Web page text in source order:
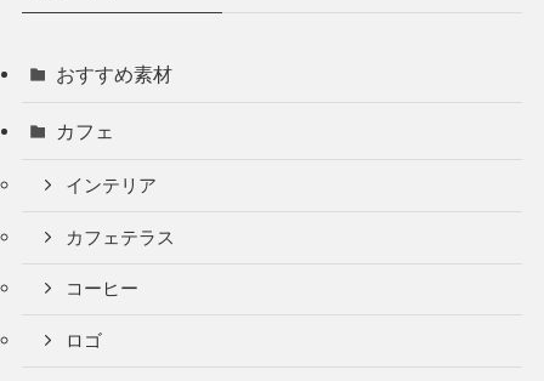
おすすめ素材
カフェ
インテリア
カフェテラス
コーヒー
ロゴ